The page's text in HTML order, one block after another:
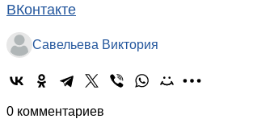
ВКонтакте
Савельева Виктория
0 комментариев